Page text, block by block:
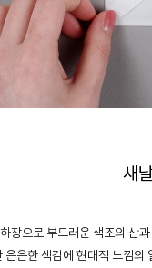
새
장으로 부드러운 색조의 산
은은한 색감에 현대적 느낌